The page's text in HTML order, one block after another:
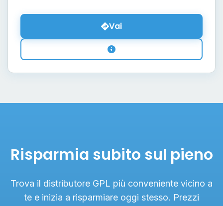
Vai
Risparmia subito sul pieno
Trova il distributore GPL più conveniente vicino a
te e inizia a risparmiare oggi stesso. Prezzi